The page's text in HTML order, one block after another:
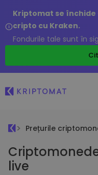
Kriptomat se
cripto cu Kraken.
Fondurile tale sunt în
Prețurile
live